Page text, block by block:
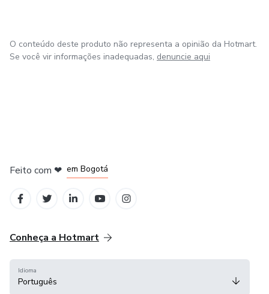
O conteúdo deste produto não representa a opinião da Hotmart.
Se você vir informações inadequadas, denuncie aqui
Feito com ❤ em Bogotá
Conheça a Hotmart
Idioma
Português